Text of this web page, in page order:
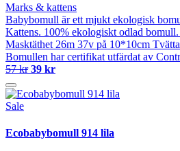
Marks & kattens
Babybomull är ett mjukt ekologisk
Kattens. 100% ekologiskt odlad
Masktäthet 26m 37v på 10*10cm
Bomullen har certifikat utfärdat av
57 kr 39 kr
Sale
Ecobabybomull 914 lila